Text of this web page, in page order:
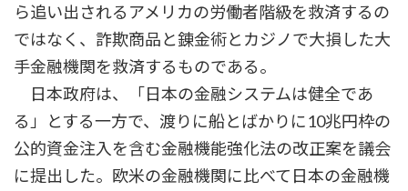
ら追い出されるアメリカの労働者階級を救済するの
ではなく、詐欺商品と錬金術とカジノで大損した大
手金融機関を救済するものである。
日本政府は、「日本の金融システムは健全であ
る」とする一方で、渡りに船とばかりに10兆円枠の
公的資金注入を含む金融機能強化法の改正案を議会
に提出した。欧米の金融機関に比べて日本の金融機